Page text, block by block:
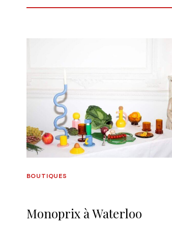
Monoprix à Waterloo
BOUTIQUES